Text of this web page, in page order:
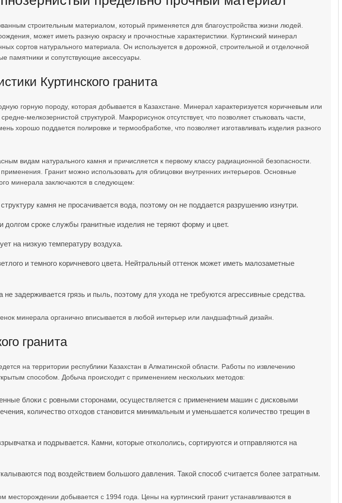
строительным материалом, который применяется для благоустройства жизни людей.
может иметь разную окраску и прочностные характеристики. Куртинский минерал
сортов натурального материала. Он используется в дорожной, строительной и отделочной
памятники и сопутствующие аксессуары.
Куртинского гранита
горную породу, которая добывается в Казахстане. Минерал характеризуется коричневым или
мелкозернистой структурой. Макрорисунок отсутствует, что позволяет стыковать части,
хорошо поддается полировке и термообработке, что позволяет изготавливать изделия разного
видам натурального камня и причисляется к первому классу радиационной безопасности.
применения. Гранит можно использовать для облицовки внутренних интерьеров. Основные
минерала заключаются в следующем:
камня не просачивается вода, поэтому он не поддается разрушению изнутри.
долгом сроке службы гранитные изделия не теряют форму и цвет.
на низкую температуру воздуха.
и темного коричневого цвета. Нейтральный оттенок может иметь малозаметные
не задерживается грязь и пыль, поэтому для ухода не требуются агрессивные средства.
минерала органично вписывается в любой интерьер или ландшафтный дизайн.
гранита
на территории республики Казахстан в Алматинской области. Работы по извлечению
способом. Добыча происходит с применением нескольких методов:
блоки с ровными сторонами, осуществляется с применением машин с дисковыми
количество отходов становится минимальным и уменьшается количество трещин в
и подрывается. Камни, которые откололись, сортируются и отправляются на
под воздействием большого давления. Такой способ считается более затратным.
добывается с 1994 года. Цены на куртинский гранит устанавливаются в